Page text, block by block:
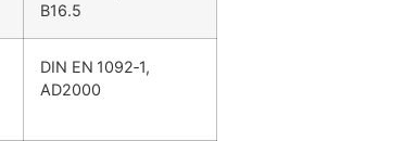
B16.5
DIN EN 1092‑1,
AD2000